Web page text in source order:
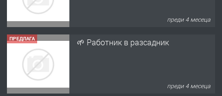
преди 4 месеца
ПРЕДЛАГА 🌱 Работник в разсадник
преди 4 месеца